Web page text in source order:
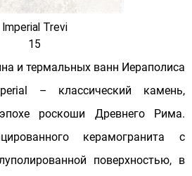
Imperial Trevi
15
и термальных ванн Иераполиса
– классический камень,
роскоши Древнего Рима.
керамогранита с
поверхностью, в